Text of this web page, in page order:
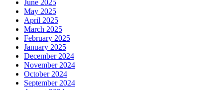
June 2025
May 2025
April 2025
March 2025
February 2025
January 2025
December 2024
November 2024
October 2024
September 2024